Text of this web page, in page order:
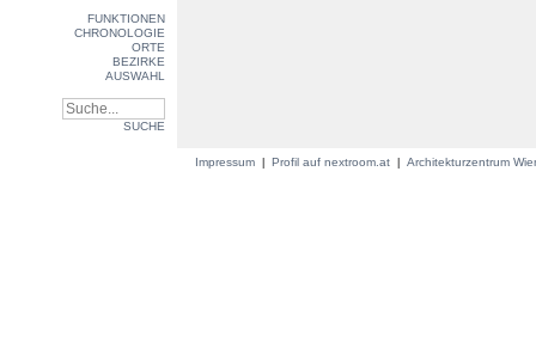
FUNKTIONEN
CHRONOLOGIE
ORTE
BEZIRKE
AUSWAHL
SUCHE
Impressum Profil auf nextroom.at Architekturzentrum